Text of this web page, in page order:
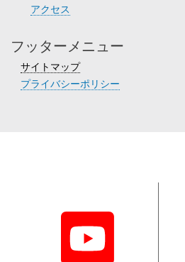
アクセス
フッターメニュー
サイトマップ
プライバシーポリシー